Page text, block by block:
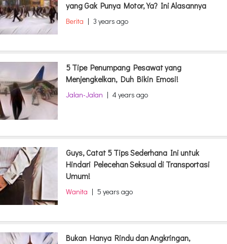
yang Gak Punya Motor, Ya? Ini Alasannya
Berita | 3 years ago
5 Tipe Penumpang Pesawat yang
Menjengkelkan, Duh Bikin Emosi!
Jalan-Jalan | 4 years ago
Guys, Catat 5 Tips Sederhana Ini untuk
Hindari Pelecehan Seksual di Transportasi
Umum!
Wanita | 5 years ago
Bukan Hanya Rindu dan Angkringan,